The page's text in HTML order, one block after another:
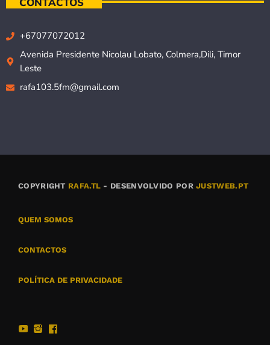
CONTACTOS
+67077072012
Avenida Presidente Nicolau Lobato, Colmera,Dili, Timor
Leste
rafa103.5fm@gmail.com
COPYRIGHT RAFA.TL - DESENVOLVIDO PORJUSTWEB.PT
QUEM SOMOS
CONTACTOS
POLÍTICA DE PRIVACIDADE